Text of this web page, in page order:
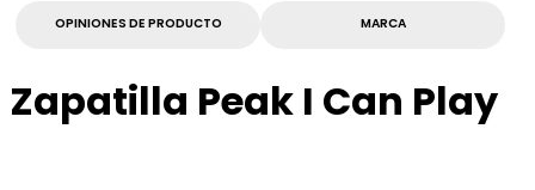
OPINIONES DE PRODUCTO MARCA
Zapatilla Peak I Can Play